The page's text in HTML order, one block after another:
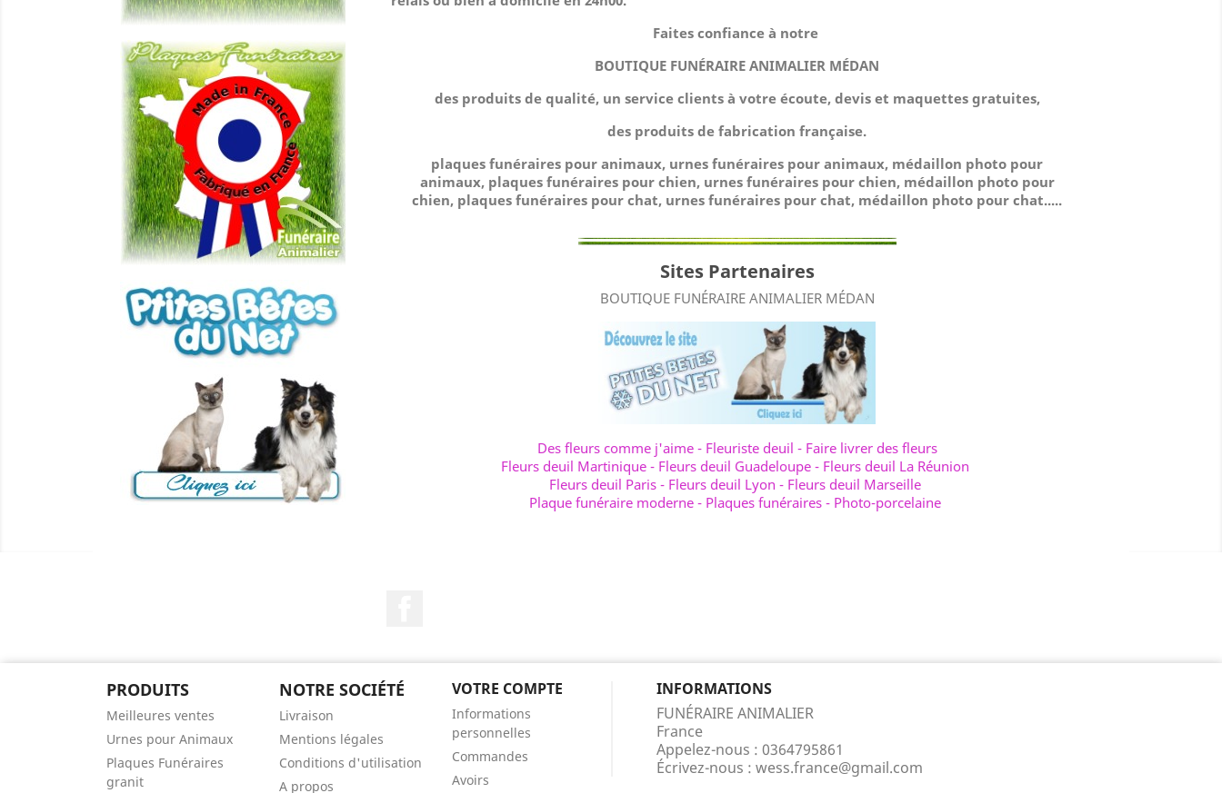
Faites confiance à notre
BOUTIQUE FUNÉRAIRE ANIMALIER MÉDAN
des produits de qualité, un service clients à votre écoute, devis et maquettes gratuites,
des produits de fabrication française.
plaques funéraires pour animaux, urnes funéraires pour animaux, médaillon photo pour
animaux, plaques funéraires pour chien, urnes funéraires pour chien, médaillon photo pour
chien, plaques funéraires pour chat, urnes funéraires pour chat, médaillon photo pour chat.....
Sites Partenaires
BOUTIQUE FUNÉRAIRE ANIMALIER MÉDAN
Des fleurs comme j'aime- Fleuriste deuil - Faire livrer des fleurs
Fleurs deuil Martinique - Fleurs deuil Guadeloupe - Fleurs deuil La Réunion
Fleurs deuil Paris - Fleurs deuil Lyon - Fleurs deuil Marseille
Plaque funéraire moderne - Plaques funéraires - Photo-porcelaine
PRODUITS
Meilleures ventes
Urnes pour Animaux
Plaques Funéraires
granit
NOTRE SOCIÉTÉ
Livraison
Mentions légales
Conditions d'utilisation
A propos
VOTRE COMPTE
Informations
personnelles
Commandes
Avoirs
INFORMATIONS
FUNÉRAIRE ANIMALIER
France
Appelez-nous : 0364795861
Écrivez-nous : wess.france@gmail.com